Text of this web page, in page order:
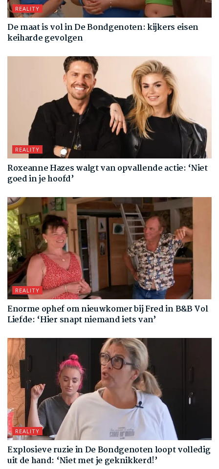
REALITY
De maat is vol in De Bondgenoten: kijkers eisen
keiharde gevolgen
REALITY
Roxeanne Hazes walgt van opvallende actie: ‘Niet
goed in je hoofd’
REALITY
Enorme ophef om nieuwkomer bij Fred in B&B Vol
Liefde: ‘Hier snapt niemand iets van’
REALITY
Explosieve ruzie in De Bondgenoten loopt volledig
uit de hand: ‘Niet met je geknikkerd!’